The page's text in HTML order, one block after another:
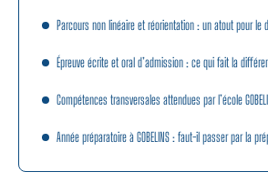
Parcours non linéaire et réorientation : un atout pour le
Épreuve écrite et oral d’admission : ce qui fait la
Compétences transversales attendues par l’école
Année préparatoire à GOBELINS : faut-il passer par la